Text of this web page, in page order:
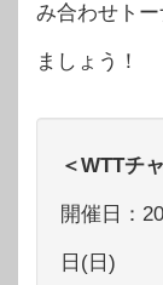
み合わせト
ましょう！
＜WTTチ
開催日：
日(日)